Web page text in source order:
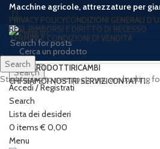
Macchine agricole, attrezzature per
PRIVACY POLICYCONDIZIONI GENERALI
RESI, RIMBORSI E DIRITTO DI RECESSO
TERMINI E CONDIZIONI DI VENDITA
Search
Accedi / Registrati
Search
Lista dei desideri
0 items € 0,00
Menu
HOME PRODOTTIRICAMBI
CHI SIAMOI NOSTRI SERVIZICONTATTI
Click to enlarge
Search
Start typing to see posts you are looking